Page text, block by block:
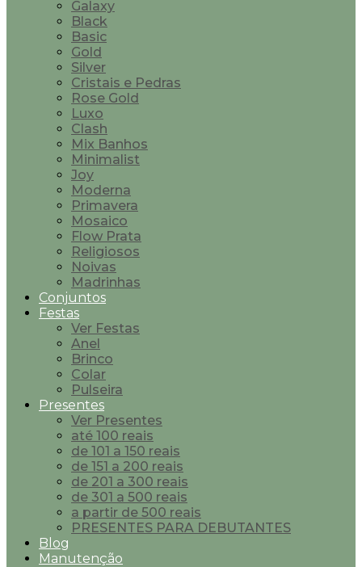
Galaxy
Black
Basic
Gold
Silver
Cristais e Pedras
Rose Gold
Luxo
Clash
Mix Banhos
Minimalist
Joy
Moderna
Primavera
Mosaico
Flow Prata
Religiosos
Noivas
Madrinhas
Conjuntos
Festas
Ver Festas
Anel
Brinco
Colar
Pulseira
Presentes
Ver Presentes
até 100 reais
de 101 a 150 reais
de 151 a 200 reais
de 201 a 300 reais
de 301 a 500 reais
a partir de 500 reais
PRESENTES PARA DEBUTANTES
Blog
Manutenção